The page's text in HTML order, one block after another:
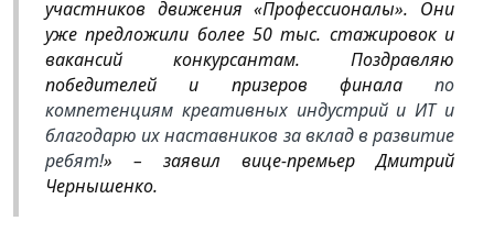
участников движения «Профессионалы». Они
уже предложили более 50 тыс. стажировок и
вакансий конкурсантам. Поздравляю
победителей и призеров финала по
компетенциям креативных индустрий и ИТ и
благодарю их наставников за вклад в развитие
ребят!» – заявил вице-премьер Дмитрий
Чернышенко.